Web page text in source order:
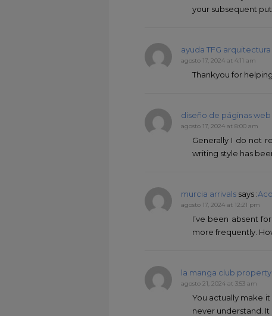
your subsequent
ayuda TFG arquitectura
agosto 17, 2024 at 4:11 am
Thankyou for
diseño de páginas
agosto 17, 2024 at 8:00 am
Generally I do not
writing style has
murcia arrivals says :
agosto 17, 2024 at 12:21 pm
I’ve been absent
more frequently.
la manga club property
agosto 21, 2024 at 3:53 am
You actually make
never understand.